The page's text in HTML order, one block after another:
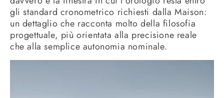
gli standard cronometrico richiesti dalla Maison:
un dettaglio che racconta molto della filosofia
progettuale, più orientata alla precisione reale
che alla semplice autonomia nominale.